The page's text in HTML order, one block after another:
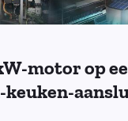
motor op